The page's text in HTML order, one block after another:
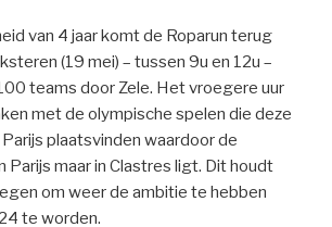
van 4 jaar komt de Roparun terug
(19 mei) – tussen 9u en 12u –
teams door Zele. Het vroegere uur
met de olympische spelen die deze
plaatsvinden waardoor de
Parijs maar in Clastres ligt. Dit houdt
om weer de ambitie te hebben
te worden.